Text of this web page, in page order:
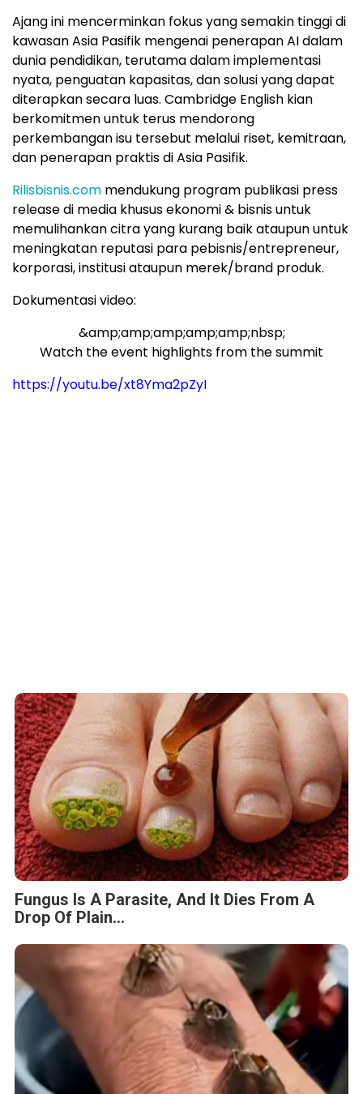
Ajang ini mencerminkan fokus yang semakin tinggi di
kawasan Asia Pasifik mengenai penerapan AI dalam
dunia pendidikan, terutama dalam implementasi
nyata, penguatan kapasitas, dan solusi yang dapat
diterapkan secara luas. Cambridge English kian
berkomitmen untuk terus mendorong
perkembangan isu tersebut melalui riset, kemitraan,
dan penerapan praktis di Asia Pasifik.
Rilisbisnis.com mendukung program publikasi press
release di media khusus ekonomi & bisnis untuk
memulihankan citra yang kurang baik ataupun untuk
meningkatan reputasi para pebisnis/entrepreneur,
korporasi, institusi ataupun merek/brand produk.
Dokumentasi video:
&amp;amp;amp;amp;amp;nbsp;
Watch the event highlights from the summit
https://youtu.be/xt8Yma2pZyI
Fungus Is A Parasite, And It Dies From A
Drop Of Plain...